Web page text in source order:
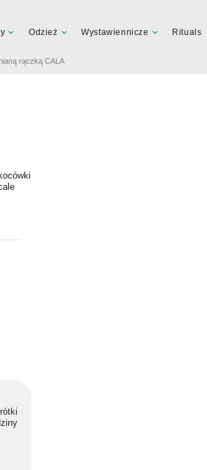
Odzież Wystawiennicze Rituals
rączką CALA